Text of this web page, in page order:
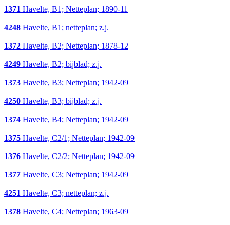
1371 Havelte, B1; Netteplan; 1890-11
4248 Havelte, B1; netteplan; z.j.
1372 Havelte, B2; Netteplan; 1878-12
4249 Havelte, B2; bijblad; z.j.
1373 Havelte, B3; Netteplan; 1942-09
4250 Havelte, B3; bijblad; z.j.
1374 Havelte, B4; Netteplan; 1942-09
1375 Havelte, C2/1; Netteplan; 1942-09
1376 Havelte, C2/2; Netteplan; 1942-09
1377 Havelte, C3; Netteplan; 1942-09
4251 Havelte, C3; netteplan; z.j.
1378 Havelte, C4; Netteplan; 1963-09